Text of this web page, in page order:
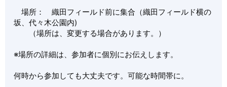
場所： 織田フィールド前に集合（織田フィールド横の
坂、代々木公園内)
（場所は、変更する場合があります。）
※場所の詳細は、参加者に個別にお伝えします。
何時から参加しても大丈夫です。可能な時間帯に。